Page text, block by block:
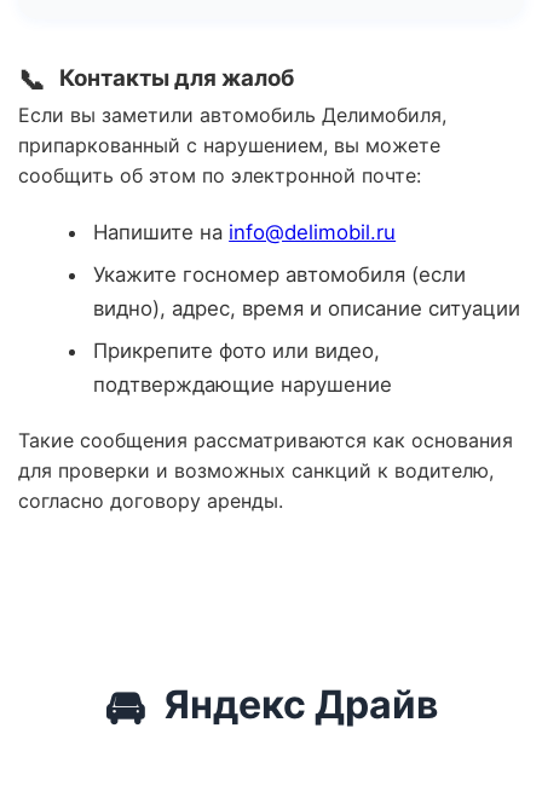
📞 Контакты для жалоб
Если вы заметили автомобиль Делимобиля,
припаркованный с нарушением, вы можете
сообщить об этом по электронной почте:
Напишите на info@delimobil.ru
Укажите госномер автомобиля (если
видно), адрес, время и описание ситуации
Прикрепите фото или видео,
подтверждающие нарушение
Такие сообщения рассматриваются как основания
для проверки и возможных санкций к водителю,
согласно договору аренды.
🚘 Яндекс Драйв